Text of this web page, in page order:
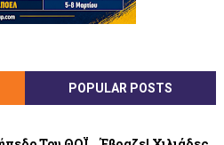
POPULAR POSTS